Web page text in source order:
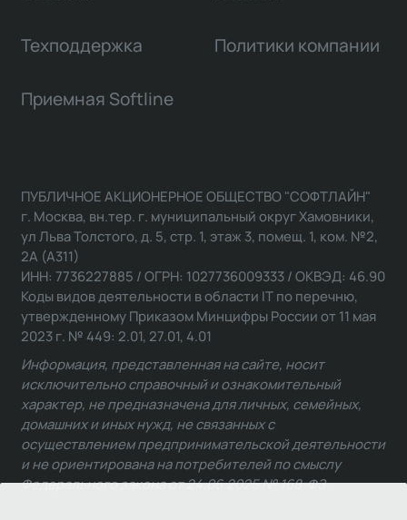
Техподдержка Политики компании
Приемная Softline
ПУБЛИЧНОЕ АКЦИОНЕРНОЕ ОБЩЕСТВО "СОФТЛАЙН"
г. Москва, вн.тер. г. муниципальный округ Хамовники,
ул Льва Толстого, д. 5, стр. 1, этаж 3, помещ. 1, ком. №2,
2А (А311)
ИНН: 7736227885 / ОГРН: 1027736009333 / ОКВЭД: 46.90
Коды видов деятельности в области IT по перечню,
утвержденному Приказом Минцифры России от 11 мая
2023 г. № 449: 2.01, 27.01, 4.01
Информация, представленная на сайте, носит
исключительно справочный и ознакомительный
характер, не предназначена для личных, семейных,
домашних и иных нужд, не связанных с
осуществлением предпринимательской деятельности
и не ориентирована на потребителей по смыслу
Федерального закона от 24.06.2025 № 168-ФЗ.